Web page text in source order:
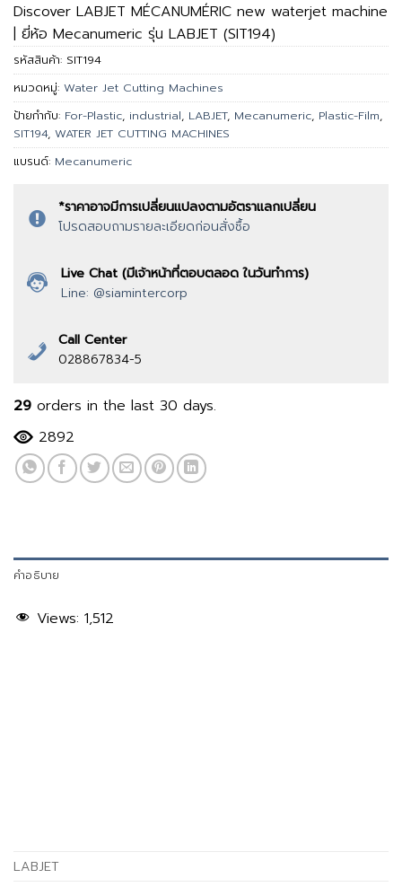
Discover LABJET MÉCANUMÉRIC new waterjet machine
| ยี่ห้อ Mecanumeric รุ่น LABJET (SIT194)
รหัสสินค้า: SIT194
หมวดหมู่: Water Jet Cutting Machines
ป้ายกำกับ: For-Plastic, industrial, LABJET, Mecanumeric, Plastic-Film,
SIT194, WATER JET CUTTING MACHINES
แบรนด์: Mecanumeric
*ราคาอาจมีการเปลี่ยนแปลงตามอัตราแลกเปลี่ยน
โปรดสอบถามรายละเอียดก่อนสั่งซื้อ
Live Chat (มีเจ้าหน้าที่ตอบตลอด ในวันทำการ)
Line: @siamintercorp
Call Center
028867834-5
29 orders in the last 30 days.
2892
คำอธิบาย
Views: 1,512
LABJET